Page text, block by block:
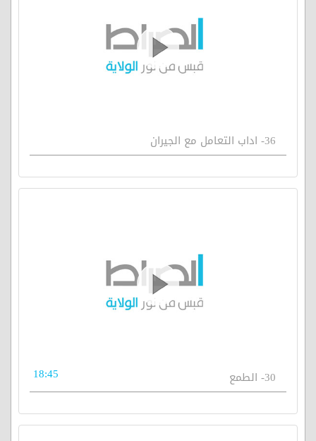
36- اداب التعامل مع الجيران
30- الطمع 18:45